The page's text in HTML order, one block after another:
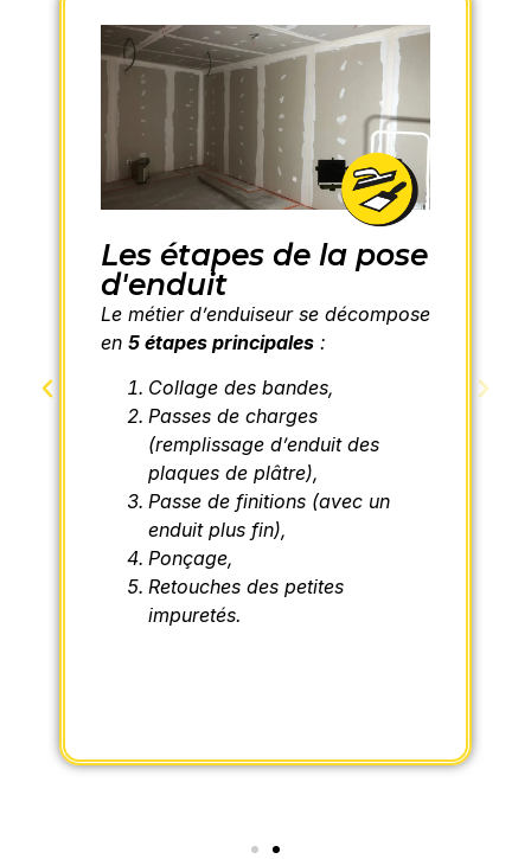
Les étapes de la pose
d'enduit
Le métier d’enduiseur se décompose
en5 étapes principales :
Collage des bandes,
Passes de charges
(remplissage d’enduit des
plaques de plâtre),
Passe de finitions (avec un
enduit plus fin),
Ponçage,
Retouches des petites
impuretés.